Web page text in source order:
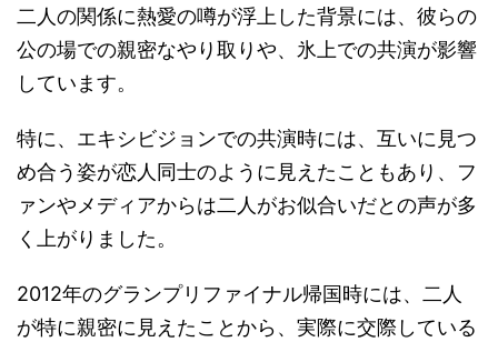
二人の関係に熱愛の噂が浮上した背景には、彼らの
公の場での親密なやり取りや、氷上での共演が影響
しています。
特に、エキシビジョンでの共演時には、互いに見つ
め合う姿が恋人同士のように見えたこともあり、フ
ァンやメディアからは二人がお似合いだとの声が多
く上がりました。
2012年のグランプリファイナル帰国時には、二人
が特に親密に見えたことから、実際に交際している